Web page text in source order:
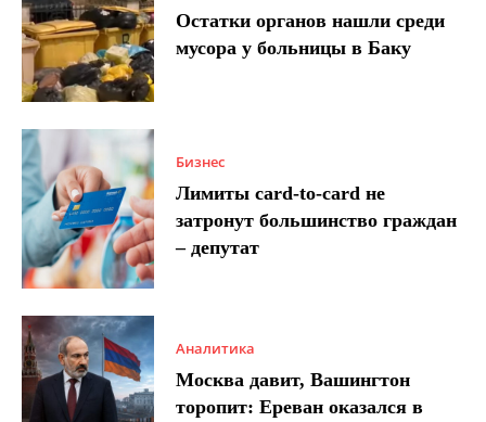
Остатки органов нашли среди
мусора у больницы в Баку
Бизнес
Лимиты card-to-card не
затронут большинство граждан
– депутат
Аналитика
Москва давит, Вашингтон
торопит: Ереван оказался в